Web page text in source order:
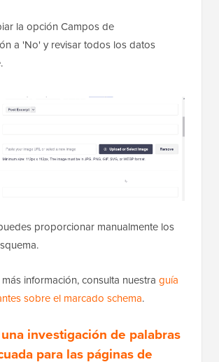
la opción Campos de
a 'No' y revisar todos los datos
proporcionar manualmente los
información, consulta nuestra guía
sobre el marcado schema.
investigación de palabras
para las páginas de